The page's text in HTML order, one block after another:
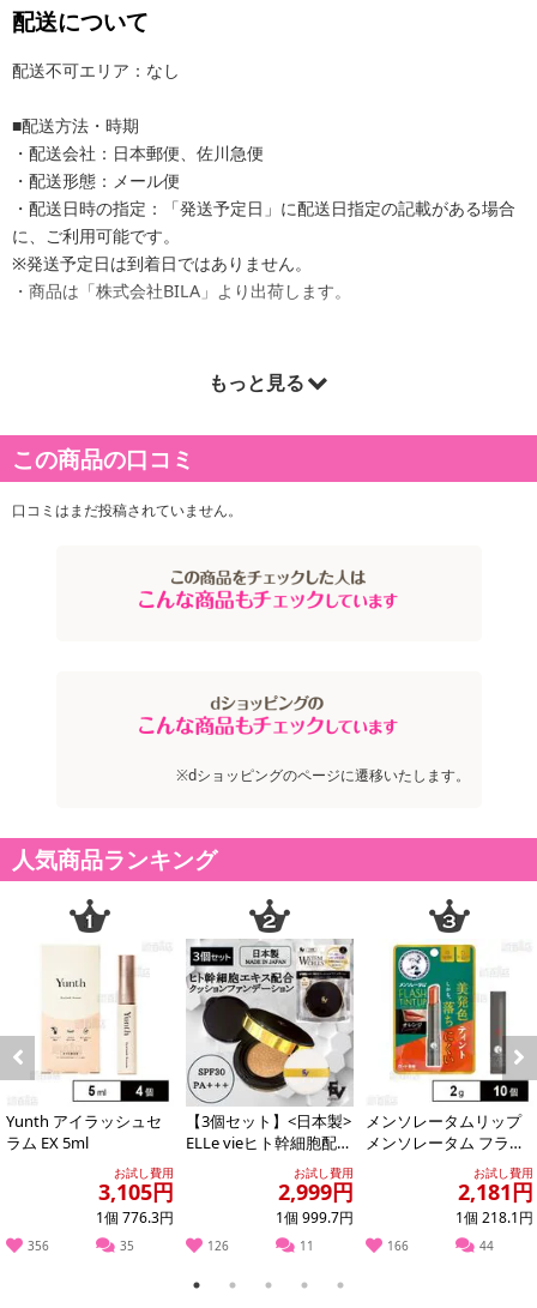
配送について
配送不可エリア：なし
■配送方法・時期
・配送会社：日本郵便、佐川急便
・配送形態：メール便
・配送日時の指定：「発送予定日」に配送日指定の記載がある場合
に、ご利用可能です。
※発送予定日は到着日ではありません。
・商品は「株式会社BILA」より出荷します。
0.01mmの筆先！下まつげ、アイブロー、生え際メイクに♪
ウォータープルーフでにじみにくい！きれいなラインをキープ♪
もっと見る
この商品の口コミ
口コミはまだ投稿されていません。
※dショッピングのページに遷移いたします。
人気商品ランキング
Previous
Yunth アイラッシュセ
ラム EX 5ml
お試し費用
3,105円
1個 776.3円
356 35
【3個セット】<日本製>
ELLe vieヒト幹細胞配合
クッションファンデー
お試し費用
2,999円
1個 999.7円
126 11
メンソレータムリップ
メンソレータム フラッ
シュティントリップ オ
お試し費用
2,181円
1個 218.1円
166 44
Next
1 2 3 4 5